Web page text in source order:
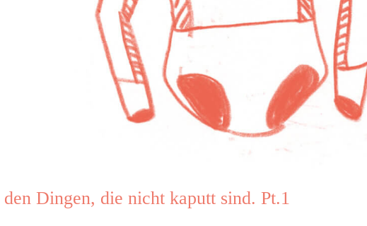
den Dingen, die nicht kaputt sind. Pt.1